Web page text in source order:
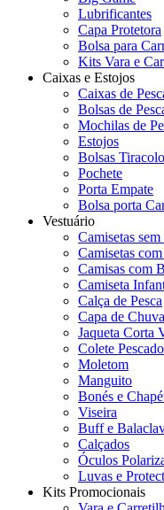
Lubrificantes
Capa Protetora
Bolsa para
Kits Vara e
Caixas e Estojos
Caixas de
Bolsas de
Mochilas de
Estojos
Bolsas Tiracolo
Pochete
Porta Empate
Bolsa porta
Vestuário
Camisetas
Camisetas
Camisas com
Camiseta
Calça de Pesca
Capa de Chuva
Jaqueta Corta
Colete
Moletom
Manguito
Bonés e
Viseira
Buff e
Calçados
Óculos
Luvas e Protect
Kits Promocionais